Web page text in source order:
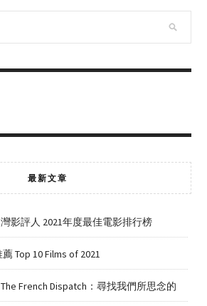
最新文章
影評人 2021年度最佳電影排行榜
Top 10 Films of 2021
French Dispatch：尋找我們所思念的